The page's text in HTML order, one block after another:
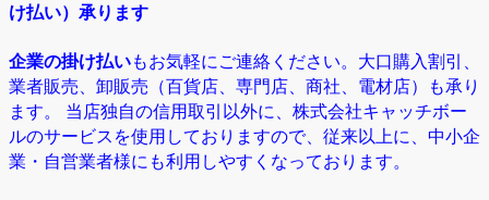
け払い）承ります
企業の掛け払いもお気軽にご連絡ください。大口購入割引、
業者販売、卸販売（百貨店、専門店、商社、電材店）も承り
ます。 当店独自の信用取引以外に、株式会社キャッチボー
ルのサービスを使用しておりますので、従来以上に、中小企
業・自営業者様にも利用しやすくなっております。